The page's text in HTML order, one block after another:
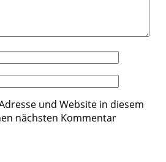
und Website in diesem
nächsten Kommentar